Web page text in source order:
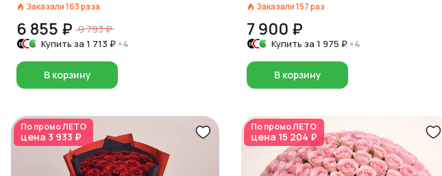
Заказали163раза
6 855 ₽ 9 793 ₽
Купить за 1 713 ₽ ×4
В корзину
Заказали157раз
7 900 ₽
Купить за 1 975 ₽ ×4
В корзину
По промоЛЕТО
цена 3 933 ₽
По промоЛЕТО
цена 15 204 ₽